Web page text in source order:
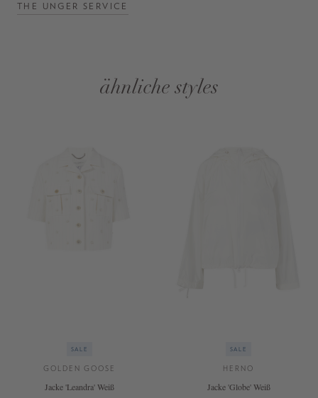
THE UNGER SERVICE
ähnliche styles
SALE
GOLDEN GOOSE
Jacke 'Leandra' Weiß
SALE
HERNO
Jacke 'Globe' Weiß